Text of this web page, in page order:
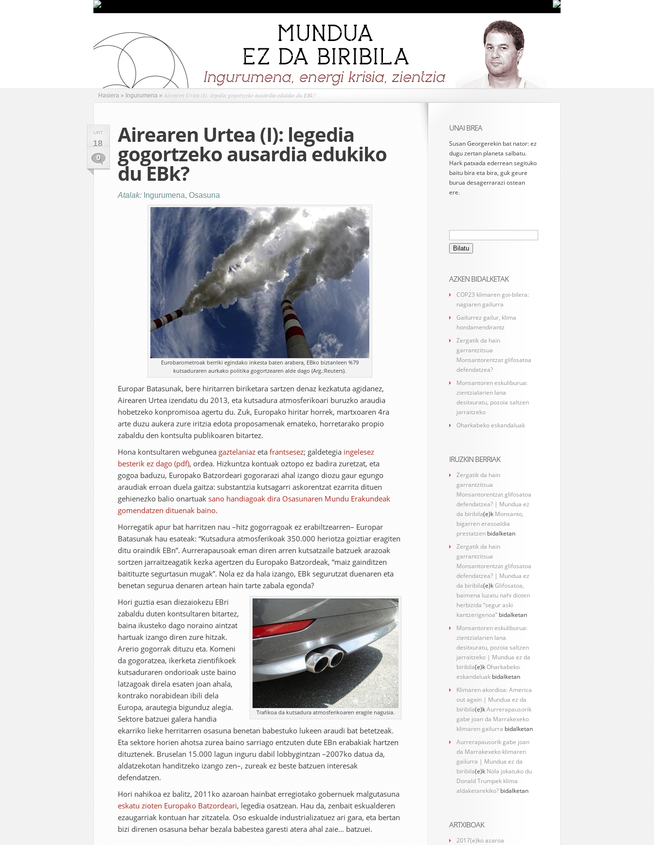
Hasiera » Ingurumena » Airearen Urtea (I): legedia gogortzeko ausardia edukiko du EBk?
URT
18
0
Airearen Urtea (I): legedia
gogortzeko ausardia edukiko
du EBk?
Atalak: Ingurumena, Osasuna
Eurobarometroak berriki egindako inkesta baten arabera, EBko biztanleen %79
kutsaduraren aurkako politika gogortzearen alde dago (Arg.:Reuters).
Europar Batasunak, bere hiritarren biriketara sartzen denaz kezkatuta agidanez,
Airearen Urtea izendatu du 2013, eta kutsadura atmosferikoari buruzko araudia
hobetzeko konpromisoa agertu du. Zuk, Europako hiritar horrek, martxoaren 4ra
arte duzu aukera zure iritzia edota proposamenak emateko, horretarako propio
zabaldu den kontsulta publikoaren bitartez.
Hona kontsultaren webgunea gaztelaniaz eta frantsesez; galdetegia ingelesez
besterik ez dago (pdf), ordea. Hizkuntza kontuak oztopo ez badira zuretzat, eta
gogoa baduzu, Europako Batzordeari gogorarazi ahal izango diozu gaur egungo
araudiak erroan duela gaitza: substantzia kutsagarri askorentzat ezarrita dituen
gehienezko balio onartuak sano handiagoak dira Osasunaren Mundu Erakundeak
gomendatzen dituenak baino.
Horregatik apur bat harritzen nau –hitz gogorragoak ez erabiltzearren– Europar
Batasunak hau esateak: “Kutsadura atmosferikoak 350.000 heriotza goiztiar eragiten
ditu oraindik EBn”. Aurrerapausoak eman diren arren kutsatzaile batzuek arazoak
sortzen jarraitzeagatik kezka agertzen du Europako Batzordeak, “maiz gainditzen
baitituzte segurtasun mugak”. Nola ez da hala izango, EBk segurutzat duenaren eta
benetan segurua denaren artean hain tarte zabala egonda?
Trafikoa da kutsadura atmosferikoaren eragile nagusia.
Hori guztia esan diezaiokezu EBri
zabaldu duten kontsultaren bitartez,
baina ikusteko dago noraino aintzat
hartuak izango diren zure hitzak.
Arerio gogorrak dituzu eta. Komeni
da gogoratzea, ikerketa zientifikoek
kutsaduraren ondorioak uste baino
latzagoak direla esaten joan ahala,
kontrako norabidean ibili dela
Europa, arautegia bigunduz alegia.
Sektore batzuei galera handia
ekarriko lieke herritarren osasuna benetan babestuko lukeen araudi bat betetzeak.
Eta sektore horien ahotsa zurea baino sarriago entzuten dute EBn erabakiak hartzen
dituztenek. Bruselan 15.000 lagun inguru dabil lobbygintzan –2007ko datua da,
aldatzekotan handitzeko izango zen–, zureak ez beste batzuen interesak
defendatzen.
Hori nahikoa ez balitz, 2011ko azaroan hainbat erregiotako gobernuek malgutasuna
eskatu zioten Europako Batzordeari, legedia osatzean. Hau da, zenbait eskualderen
ezaugarriak kontuan har zitzatela. Oso eskualde industrializatuez ari gara, eta bertan
bizi direnen osasuna behar bezala babestea garesti atera ahal zaie… batzuei.
UNAI BREA
Susan Georgerekin bat nator: ez
dugu zertan planeta salbatu.
Hark patxada ederrean segituko
baitu bira eta bira, guk geure
burua desagerrarazi ostean
ere.
Bilatu:
AZKEN BIDALKETAK
COP23 klimaren goi-bilera:
nagiaren gailurra
Gailurrez gailur, klima
hondamendirantz
Zergatik da hain
garrantzitsua
Monsantorentzat glifosatoa
defendatzea?
Monsantoren eskuliburua:
zientzialarien lana
desitxuratu, pozoia saltzen
jarraitzeko
Oharkabeko eskandaluak
IRUZKIN BERRIAK
Zergatik da hain
garrantzitsua
Monsantorentzat glifosatoa
defendatzea? | Mundua ez
da biribila(e)k Monsanto,
bigarren erasoaldia
prestatzen bidalketan
Zergatik da hain
garrantzitsua
Monsantorentzat glifosatoa
defendatzea? | Mundua ez
da biribila(e)kGlifosatoa,
baimena luzatu nahi dioten
herbizida “segur aski
kantzerigenoa” bidalketan
Monsantoren eskuliburua:
zientzialarien lana
desitxuratu, pozoia saltzen
jarraitzeko | Mundua ez da
biribila(e)kOharkabeko
eskandaluak bidalketan
Klimaren akordioa: America
out again | Mundua ez da
biribila(e)kAurrerapausorik
gabe joan da Marrakexeko
klimaren gailurra bidalketan
Aurrerapausorik gabe joan
da Marrakexeko klimaren
gailurra | Mundua ez da
biribila(e)k Nola jokatuko du
Donald Trumpek klima
aldaketarekiko? bidalketan
ARTXIBOAK
2017(e)ko azaroa